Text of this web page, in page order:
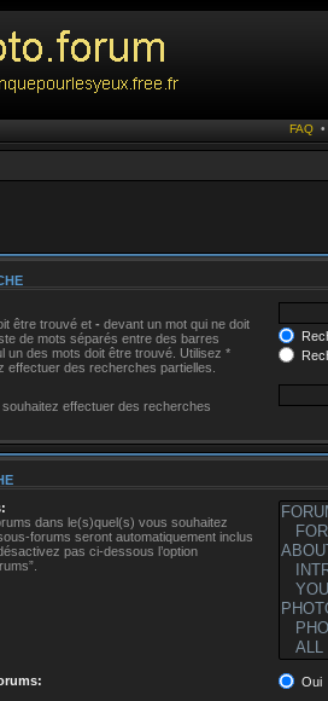
FAQ
être trouvé et - devant un mot qui ne doit
de mots séparés entre des barres
un des mots doit être trouvé. Utilisez *
des recherches partielles.
effectuer des recherches
dans le(s)quel(s) vous souhaitez
forums seront automatiquement inclus
pas ci-dessous l’option
Oui